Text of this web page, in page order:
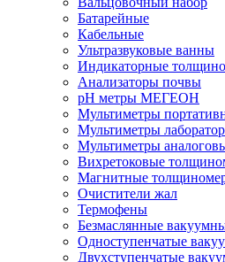
Батарейные
Кабельные
Ультразвуковые ванны
Индикаторные
Анализаторы почвы
рН метры МЕГЕОН
Мультиметры
Мультиметры
Мультиметры
Вихретоковые
Магнитные
Очистители жал
Термофены
Безмаслянные
Одноступенчатые
Двухступенчатые